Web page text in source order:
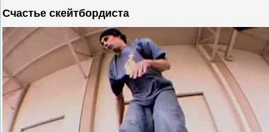
Счастье скейтбордиста